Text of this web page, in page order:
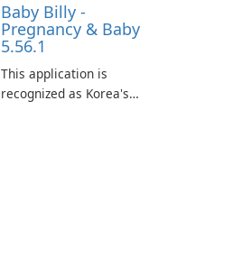
Baby Billy -
Pregnancy & Baby
5.56.1
This application is
recognized as Korea's